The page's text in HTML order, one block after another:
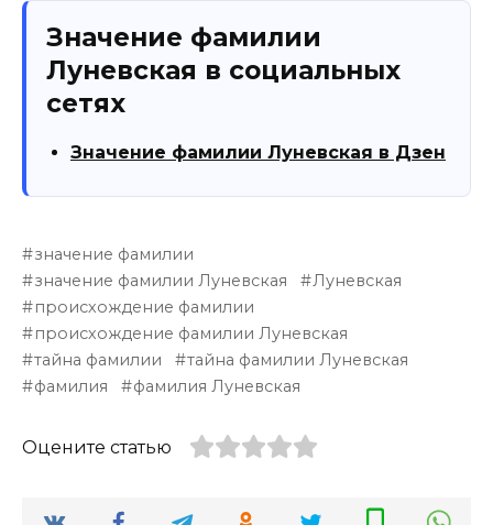
Значение фамилии
Луневская в социальных
сетях
Значение фамилии Луневская в Дзен
значение фамилии
значение фамилии Луневская
Луневская
происхождение фамилии
происхождение фамилии Луневская
тайна фамилии
тайна фамилии Луневская
фамилия
фамилия Луневская
Оцените статью